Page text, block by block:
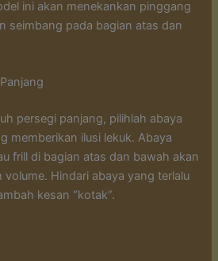
ini akan menekankan pinggang
seimbang pada bagian atas dan
persegi panjang, pilihlah abaya
memberikan ilusi lekuk. Abaya
frill di bagian atas dan bawah akan
Hindari abaya yang terlalu
kesan “kotak”.